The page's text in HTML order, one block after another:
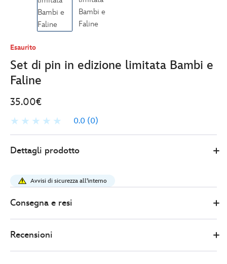
Esaurito
Set di pin in edizione limitata Bambi e
Faline
35.00€
0.0 (0)
Store
35.00
pin-
bambi-
Dettagli prodotto
Avvisi di sicurezza all'interno
Consegna e resi
Recensioni